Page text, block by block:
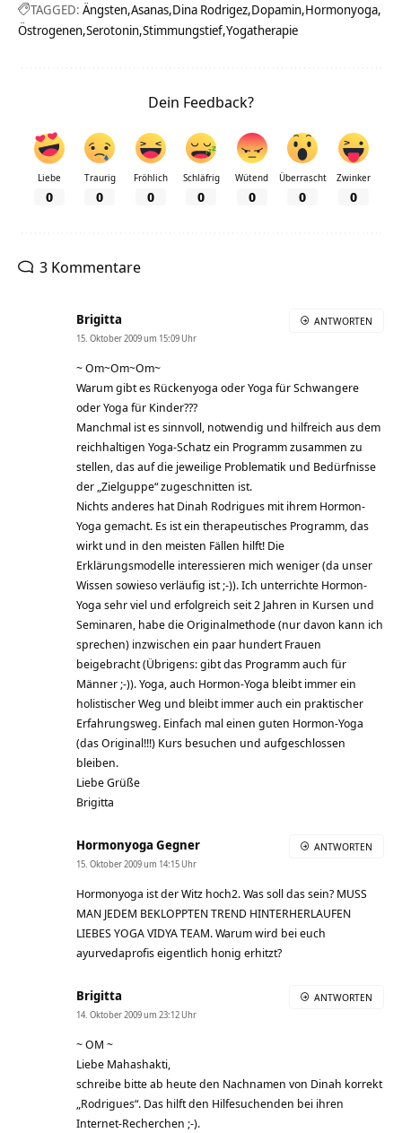
TAGGED: Ängsten Asanas Dina Rodrigez Dopamin Hormonyoga
Östrogenen Serotonin Stimmungstief Yogatherapie
Dein Feedback?
Liebe
0
Traurig
0
Fröhlich
0
Schläfrig
0
Wütend
0
Überrascht
0
Zwinker
0
3 Kommentare
Brigitta
15. Oktober 2009 um 15:09 Uhr
~ Om~Om~Om~
Warum gibt es Rückenyoga oder Yoga für Schwangere
oder Yoga für Kinder???
Manchmal ist es sinnvoll, notwendig und hilfreich aus dem
reichhaltigen Yoga-Schatz ein Programm zusammen zu
stellen, das auf die jeweilige Problematik und Bedürfnisse
der „Zielguppe“ zugeschnitten ist.
Nichts anderes hat Dinah Rodrigues mit ihrem Hormon-
Yoga gemacht. Es ist ein therapeutisches Programm, das
wirkt und in den meisten Fällen hilft! Die
Erklärungsmodelle interessieren mich weniger (da unser
Wissen sowieso verläufig ist ;-)). Ich unterrichte Hormon-
Yoga sehr viel und erfolgreich seit 2 Jahren in Kursen und
Seminaren, habe die Originalmethode (nur davon kann ich
sprechen) inzwischen ein paar hundert Frauen
beigebracht (Übrigens: gibt das Programm auch für
Männer ;-)). Yoga, auch Hormon-Yoga bleibt immer ein
holistischer Weg und bleibt immer auch ein praktischer
Erfahrungsweg. Einfach mal einen guten Hormon-Yoga
(das Original!!!) Kurs besuchen und aufgeschlossen
bleiben.
Liebe Grüße
Brigitta
ANTWORTEN
Hormonyoga Gegner
15. Oktober 2009 um 14:15 Uhr
Hormonyoga ist der Witz hoch2. Was soll das sein? MUSS
MAN JEDEM BEKLOPPTEN TREND HINTERHERLAUFEN
LIEBES YOGA VIDYA TEAM. Warum wird bei euch
ayurvedaprofis eigentlich honig erhitzt?
ANTWORTEN
Brigitta
14. Oktober 2009 um 23:12 Uhr
~ OM ~
Liebe Mahashakti,
schreibe bitte ab heute den Nachnamen von Dinah korrekt
„Rodrigues“. Das hilft den Hilfesuchenden bei ihren
Internet-Recherchen ;-).
ANTWORTEN